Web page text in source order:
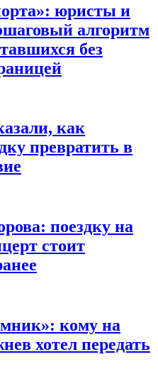
юристы и
алгоритм
без
как
превратить в
поездку на
стоит
кому на
хотел передать